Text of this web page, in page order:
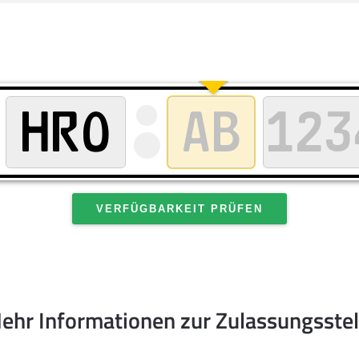
VERFÜGBARKEIT PRÜFEN
Informationen zur